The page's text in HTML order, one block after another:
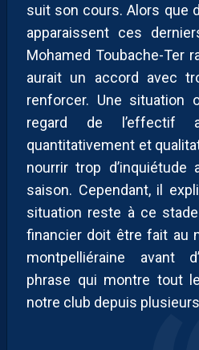
suit son cours. Alors que
apparaissent ces
Mohamed Toubache-Ter
aurait un accord avec
renforcer. Une situation
regard de l’effectif
quantitativement et
nourrir trop
saison. Cependant, il
situation reste à ce
financier doit être fait au
montpelliéraine avant
phrase qui montre tout
notre club depuis